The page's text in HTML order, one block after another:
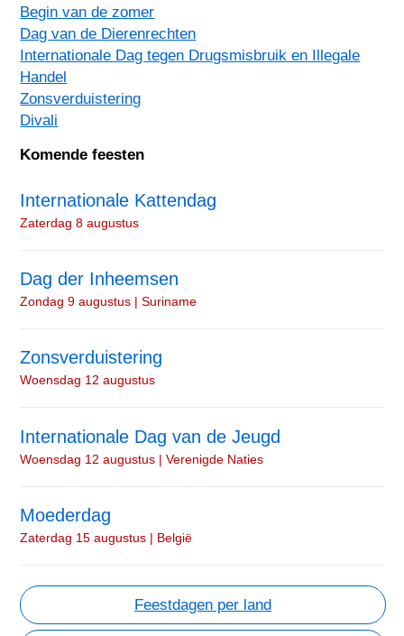
Begin van de zomer
Dag van de Dierenrechten
Internationale Dag tegen Drugsmisbruik en Illegale
Handel
Zonsverduistering
Divali
Komende feesten
Internationale Kattendag
Zaterdag 8 augustus
Dag der Inheemsen
Zondag 9 augustus | Suriname
Zonsverduistering
Woensdag 12 augustus
Internationale Dag van de Jeugd
Woensdag 12 augustus | Verenigde Naties
Moederdag
Zaterdag 15 augustus | België
Feestdagen per land